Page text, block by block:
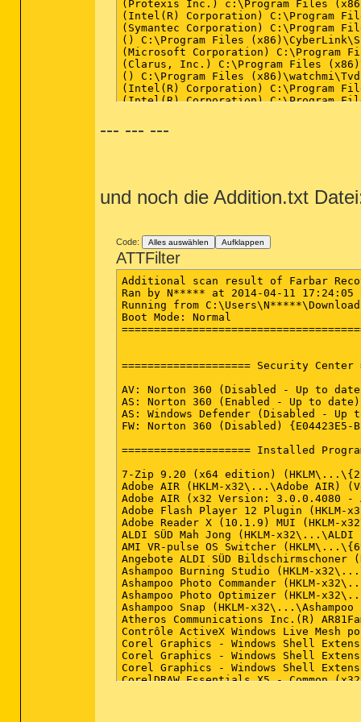
--- --- ---
und noch die Addition.txt
Code: Alles auswählen Aufklappen
ATTFilter
Additional scan result of Farbar
Ran by N***** at 2014-04-11 17:24:05
Running from
Boot Mode: Normal
==================== Security Center
AV: Norton 360 (Disabled - Up to date)
AS: Norton 360 (Enabled - Up to date)
AS: Windows Defender (Disabled - Up to
FW: Norton 360 (Disabled) {E04423E5-
==================== Installed
7-Zip 9.20 (x64 edition)
Adobe AIR (HKLM-x32\...\Adobe AIR)
Adobe AIR (x32 Version: 3.0.0.4080 -
Adobe Flash Player 12 Plugin
Adobe Reader X (10.1.9) MUI (HKLM-
ALDI SÜD Mah Jong (HKLM-
AMI VR-pulse OS Switcher
Angebote ALDI SÜD
Ashampoo Burning Studio (HKLM-
Ashampoo Photo Commander (HKLM-
Ashampoo Photo Optimizer (HKLM-
Ashampoo Snap (HKLM-
Atheros Communications Inc.(R)
Contrôle ActiveX Windows Live Mesh
Corel Graphics - Windows Shell
Corel Graphics - Windows Shell
Corel Graphics - Windows Shell
CorelDRAW Essentials X5 - Common